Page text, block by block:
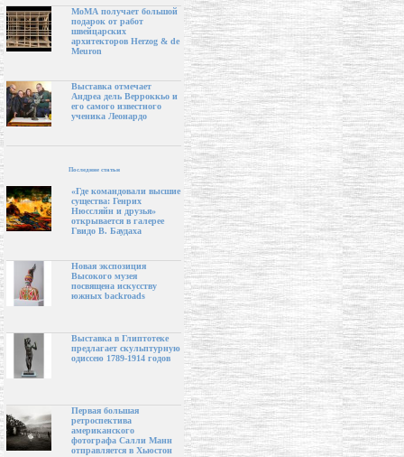
МоМА получает большой
подарок от работ
швейцарских
архитекторов Herzog & de
Meuron
Выставка отмечает
Андреа дель Верроккьо и
его самого известного
ученика Леонардо
Последние статьи
«Где командовали высшие
существа: Генрих
Нюссляйн и друзья»
открывается в галерее
Гвидо В. Баудаха
Новая экспозиция
Высокого музея
посвящена искусству
южных backroads
Выставка в Глиптотеке
предлагает скульптурную
одиссею 1789-1914 годов
Первая большая
ретроспектива
американского
фотографа Салли Манн
отправляется в Хьюстон